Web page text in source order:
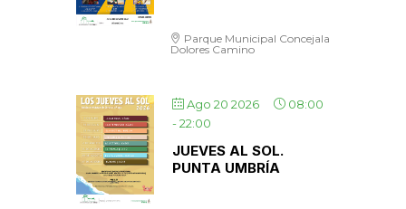
Parque Municipal Concejala
Dolores Camino
Ago 20 2026
08:00
-22:00
JUEVES AL SOL.
PUNTA UMBRÍA